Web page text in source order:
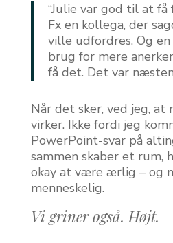
“Julie var god til at
Fx en kollega, der
ville udfordres. Og en
brug for mere
få det. Det var
Når det sker, ved jeg, at
virker. Ikke fordi jeg
PowerPoint-svar på
sammen skaber et rum,
okay at være ærlig – og
menneskelig.
Vi griner også. Højt.